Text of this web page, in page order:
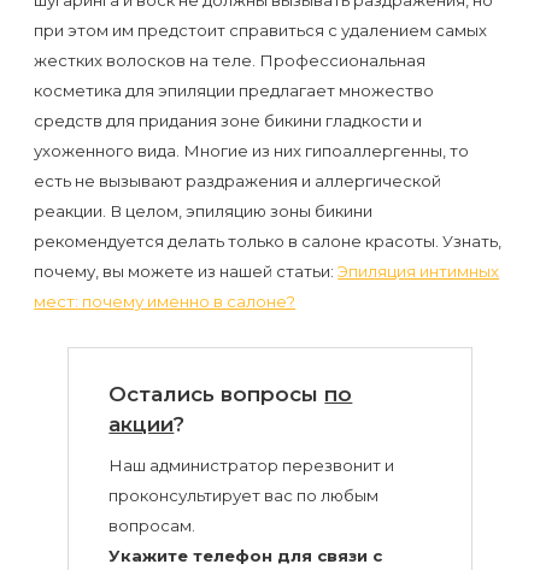
воска
для
или
депиляция?
при этом им предстоит справиться с удалением самых
жестких волосков на теле. Профессиональная
косметика для эпиляции предлагает множество
средств для придания зоне бикини гладкости и
ухоженного вида. Многие из них гипоаллергенны, то
есть не вызывают раздражения и аллергической
реакции. В целом, эпиляцию зоны бикини
рекомендуется делать только в салоне красоты. Узнать,
почему, вы можете из нашей статьи:Эпиляция интимных
мест: почему именно в салоне?
Остались вопросы по
акции?
Наш администратор перезвонит и
проконсультирует вас по любым
вопросам.
Укажите телефон для связи с